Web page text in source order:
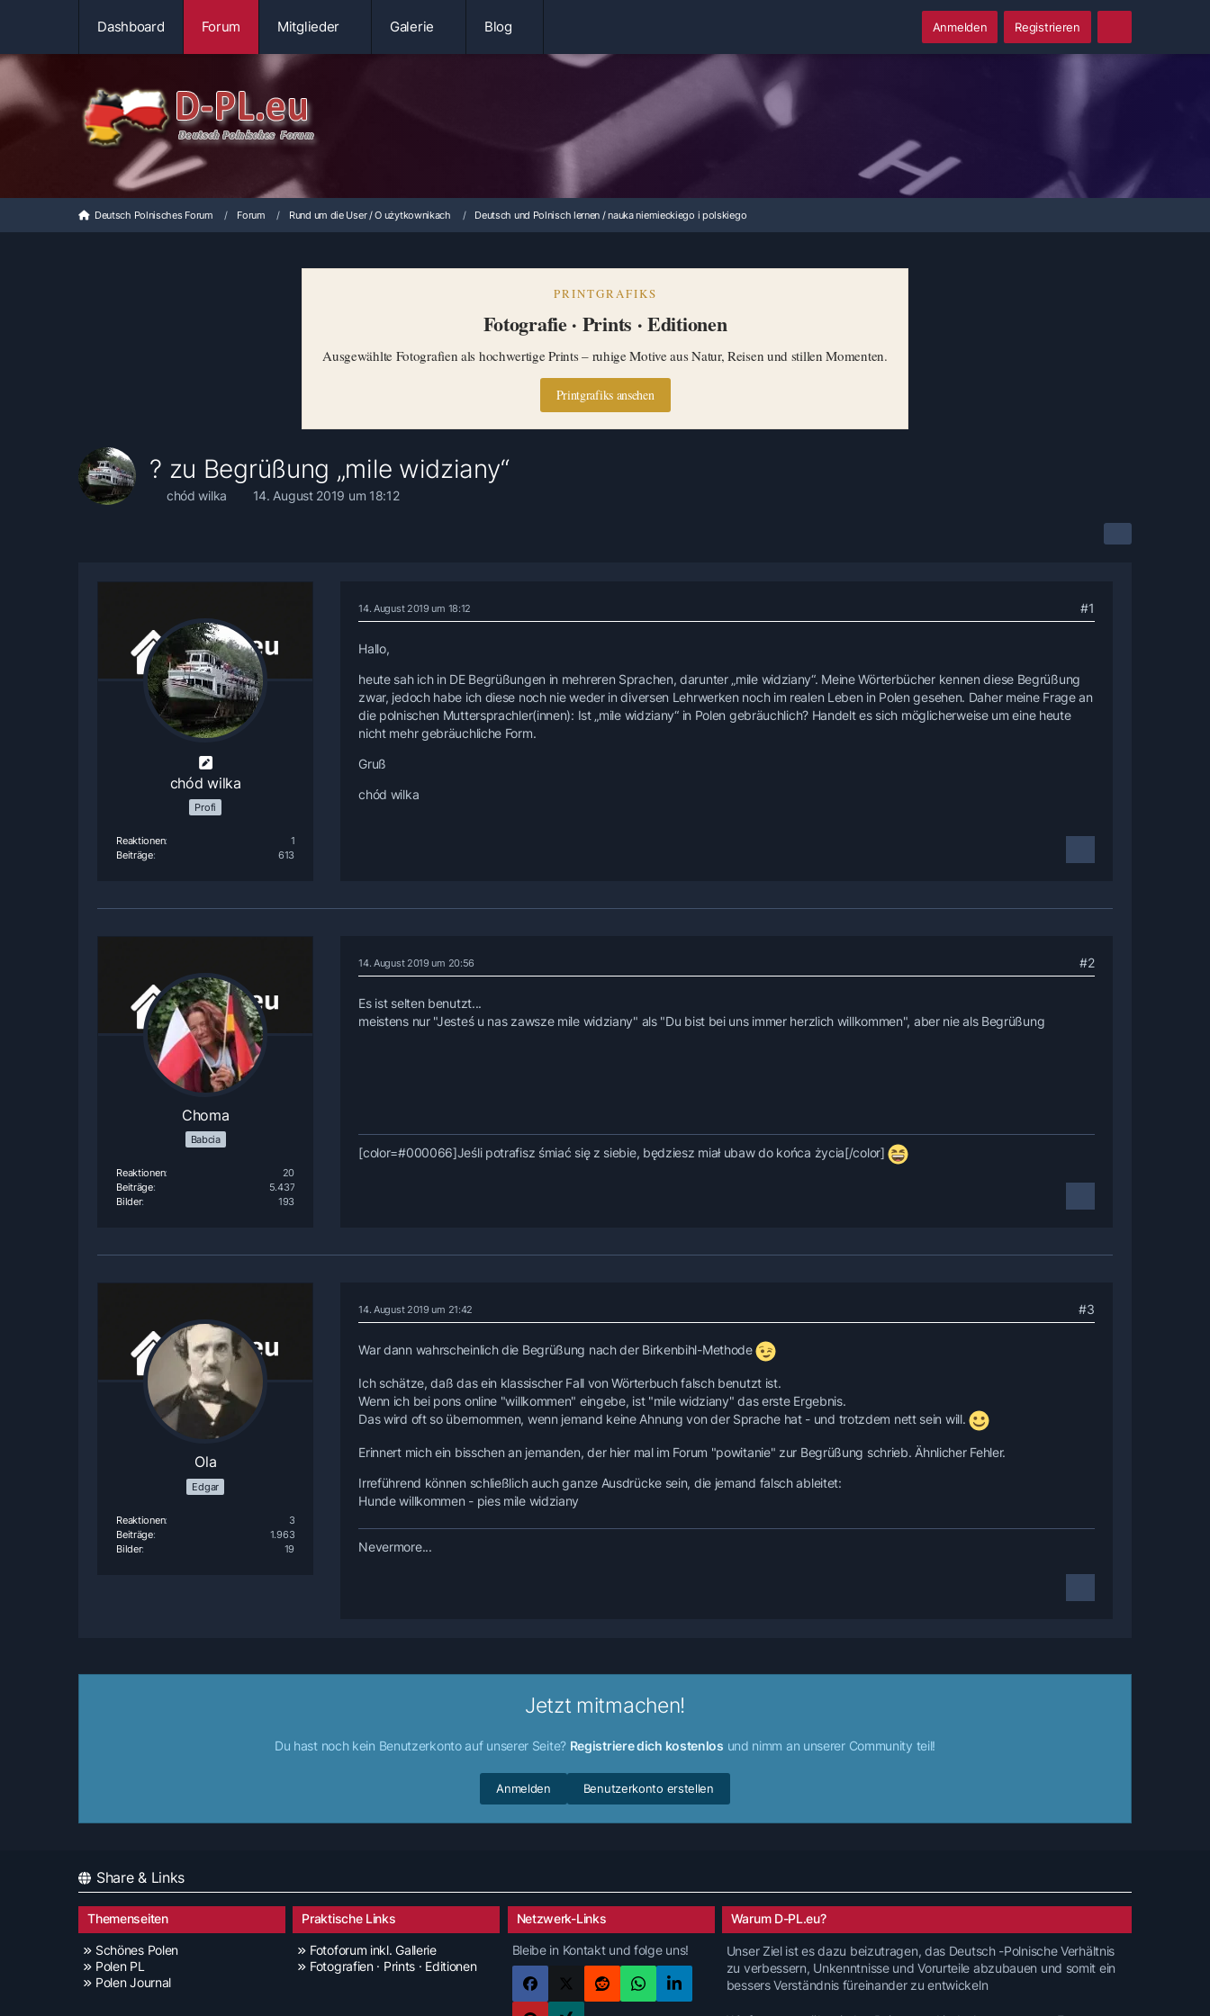
Dashboard Forum Mitglieder Galerie Blog Anmelden Registrieren
Deutsch Polnisches Forum Forum Rund um die User / O użytkownikach Deutsch und Polnisch lernen / nauka niemieckiego i polskiego
PRINTGRAFIKS
Fotografie · Prints · Editionen
Ausgewählte Fotografien als hochwertige Prints – ruhige Motive aus Natur, Reisen und stillen Momenten.
Printgrafiks ansehen
? zu Begrüßung „mile widziany“
chód wilka 14. August 2019 um 18:12
chód wilka
Profi
Reaktionen
1
Beiträge
613
14. August 2019 um 18:12 #1
Hallo,
heute sah ich in DE Begrüßungen in mehreren Sprachen, darunter „mile widziany“. Meine Wörterbücher kennen diese Begrüßung
zwar, jedoch habe ich diese noch nie weder in diversen Lehrwerken noch im realen Leben in Polen gesehen. Daher meine Frage an
die polnischen Muttersprachler(innen): Ist „mile widziany“ in Polen gebräuchlich? Handelt es sich möglicherweise um eine heute
nicht mehr gebräuchliche Form.
Gruß
chód wilka
Choma
Babcia
Reaktionen
20
Beiträge
5.437
Bilder
193
14. August 2019 um 20:56 #2
Es ist selten benutzt...
meistens nur "Jesteś u nas zawsze mile widziany" als "Du bist bei uns immer herzlich willkommen", aber nie als Begrüßung
[color=#000066]Jeśli potrafisz śmiać się z siebie, będziesz miał ubaw do końca życia[/color]
Ola
Edgar
Reaktionen
3
Beiträge
1.963
Bilder
19
14. August 2019 um 21:42 #3
War dann wahrscheinlich die Begrüßung nach der Birkenbihl-Methode
Ich schätze, daß das ein klassischer Fall von Wörterbuch falsch benutzt ist.
Wenn ich bei pons online "willkommen" eingebe, ist "mile widziany" das erste Ergebnis.
Das wird oft so übernommen, wenn jemand keine Ahnung von der Sprache hat - und trotzdem nett sein will.
Erinnert mich ein bisschen an jemanden, der hier mal im Forum "powitanie" zur Begrüßung schrieb. Ähnlicher Fehler.
Irreführend können schließlich auch ganze Ausdrücke sein, die jemand falsch ableitet:
Hunde willkommen - pies mile widziany
Nevermore...
Jetzt mitmachen!
Du hast noch kein Benutzerkonto auf unserer Seite? Registriere dich kostenlos und nimm an unserer Community teil!
Benutzerkonto erstellen
Anmelden
Share & Links
Themenseiten
Schönes Polen
Polen PL
Polen Journal
Praktische Links
Fotoforum inkl. Gallerie
Fotografien · Prints · Editionen
Netzwerk-Links
Bleibe in Kontakt und folge uns!
Warum D-PL.eu?
Unser Ziel ist es dazu beizutragen, das Deutsch -Polnische Verhältnis
zu verbessern, Unkenntnisse und Vorurteile abzubauen und somit ein
bessers Verständnis füreinander zu entwickeln